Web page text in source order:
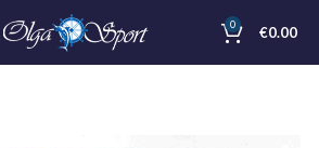
0 €0.00